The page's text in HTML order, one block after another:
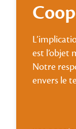
est l’objet
Notre
envers le